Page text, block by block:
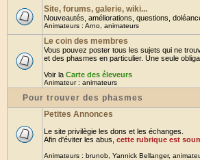
Site, forums, galerie, wiki...
Nouveautés, améliorations, questions,
Animateurs : Arno animateurs
Le coin des membres
Vous pouvez poster tous les sujets qui ne
et des phasmes en particulier. Une seule
Voir la Carte des éleveurs
Animateur : animateurs
Pour trouver des phasmes
Petites Annonces
Le site privilègie les dons et les échanges.
Afin d'éviter les abus, cette rubrique est
Animateurs : brunob Yannick Bellanger,